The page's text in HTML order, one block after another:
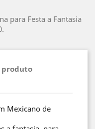
para Festa a Fantasia
produto
Mexicano de